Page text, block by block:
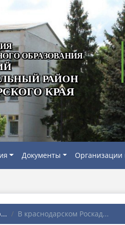
ОБРАЗОВАНИЯ
РАЙОН
КРАЯ
Документы Организации
В краснодарском Роскад...